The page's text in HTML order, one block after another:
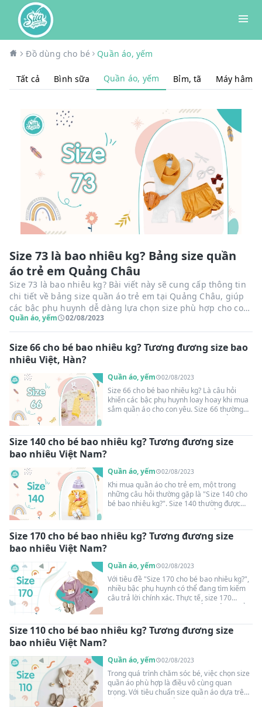
Đồ dùng cho bé Quần áo, yếm
Tất cả Bình sữa Quần áo, yếm Bỉm, tã Máy hâm,
Size 73 là bao nhiêu kg? Bảng size quần
áo trẻ em Quảng Châu
Size 73 là bao nhiêu kg? Bài viết này sẽ cung cấp thông tin
chi tiết về bảng size quần áo trẻ em tại Quảng Châu, giúp
các bậc phụ huynh dễ dàng lựa chọn size phù hợp cho con
yêu của mình, đồng thời giúp bé luôn thoải mái và phát
triển tốt. Hãy cùng Suangoainhap.com tìm hiểu ngay!
Quần áo, yếm 02/08/2023
Size 66 cho bé bao nhiêu kg? Tương đương size bao
nhiêu Việt, Hàn?
Quần áo, yếm 02/08/2023
Size 66 cho bé bao nhiêu kg? Là câu hỏi
khiến các bậc phụ huynh loay hoay khi mua
sắm quần áo cho con yêu. Size 66 thường
được thiết kế cho bé từ 7-9 tháng tuổi,
trả lời câu hỏi này, cùng Suangoainhap.com
tìm hiểu size 66 là size gì? Tương đương size
Size 140 cho bé bao nhiêu kg? Tương đương size
bao nhiêu Việt Nam?
Quần áo, yếm 02/08/2023
Khi mua quần áo cho trẻ em, một trong
những câu hỏi thường gặp là "Size 140 cho
bé bao nhiêu kg?". Size 140 thường được
thiết kế dành cho bé từ 10-11 tuổi tại các
Suangoainhap.com tham khảo bảng đo kích
thước cụ thể để chọn lựa những bộ trang
Size 170 cho bé bao nhiêu kg? Tương đương size
bao nhiêu Việt Nam?
Quần áo, yếm 02/08/2023
Với tiêu đề "Size 170 cho bé bao nhiêu kg?",
nhiều bậc phụ huynh có thể đang tìm kiếm
câu trả lời chính xác. Thực tế, size 170
thường được đánh giá cho trẻ em ở độ tuổi
tương đương có thể không dễ dàng khi mỗi
trẻ em phát triển khác nhau. Để có cái nhìn
Suangoainhap.com tìm hiểu rõ hơn về bảng
đo kích cỡ theo tiêu chuẩn Việt, Trung.
Size 110 cho bé bao nhiêu kg? Tương đương size
bao nhiêu Việt Nam?
Quần áo, yếm 02/08/2023
Trong quá trình chăm sóc bé, việc chọn size
quần áo phù hợp là điều vô cùng quan
trọng. Với tiêu chuẩn size quần áo dựa trên
số đo và cân nặng của bé, nhiều bậc phụ